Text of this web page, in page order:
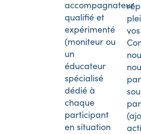
accompagnateur
qualifié et
expérimenté
(moniteur ou
un
éducateur
spécialisé
dédié à
chaque
participant
en situation